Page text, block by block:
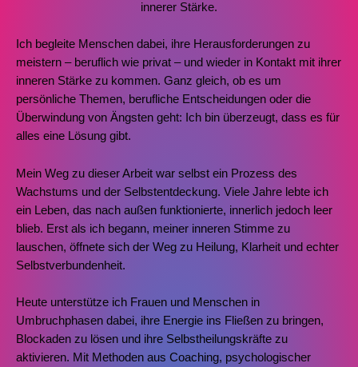
innerer Stärke.
Ich begleite Menschen dabei, ihre Herausforderungen zu
meistern – beruflich wie privat – und wieder in Kontakt mit ihrer
inneren Stärke zu kommen. Ganz gleich, ob es um
persönliche Themen, berufliche Entscheidungen oder die
Überwindung von Ängsten geht: Ich bin überzeugt, dass es für
alles eine Lösung gibt.
Mein Weg zu dieser Arbeit war selbst ein Prozess des
Wachstums und der Selbstentdeckung. Viele Jahre lebte ich
ein Leben, das nach außen funktionierte, innerlich jedoch leer
blieb. Erst als ich begann, meiner inneren Stimme zu
lauschen, öffnete sich der Weg zu Heilung, Klarheit und echter
Selbstverbundenheit.
Heute unterstütze ich Frauen und Menschen in
Umbruchphasen dabei, ihre Energie ins Fließen zu bringen,
Blockaden zu lösen und ihre Selbstheilungskräfte zu
aktivieren. Mit Methoden aus Coaching, psychologischer